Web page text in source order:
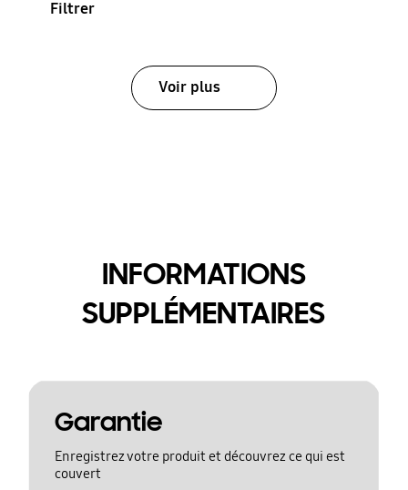
Filtrer
Voir plus
INFORMATIONS
SUPPLÉMENTAIRES
Garantie
Enregistrez votre produit et découvrez ce qui est
couvert